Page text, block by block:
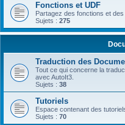
Fonctions et UDF
Partagez des fonctions et des
Sujets : 275
Traduction des
Tout ce qui concerne la
avec AutoIt3.
Sujets : 38
Tutoriels
Espace contenant des
Sujets : 70